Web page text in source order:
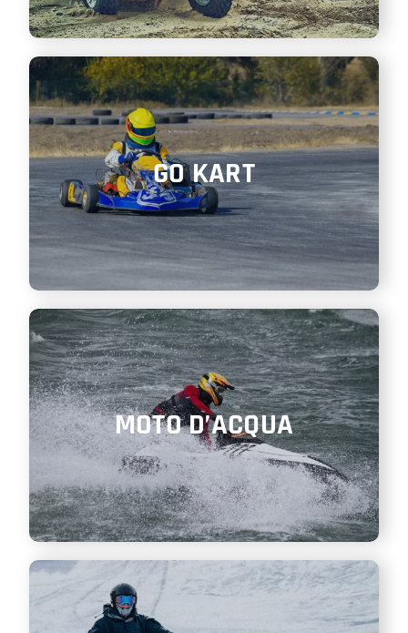
GO KART
MOTO D’ACQUA